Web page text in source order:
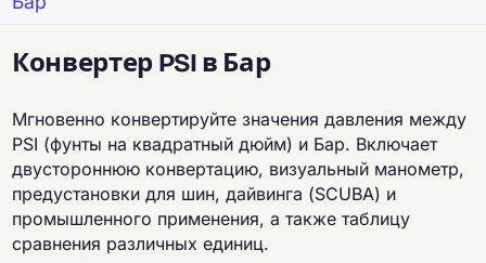
Конвертер PSI в Бар
Мгновенно конвертируйте значения давления между
PSI (фунты на квадратный дюйм) и Бар. Включает
двустороннюю конвертацию, визуальный манометр,
предустановки для шин, дайвинга (SCUBA) и
промышленного применения, а также таблицу
сравнения различных единиц.